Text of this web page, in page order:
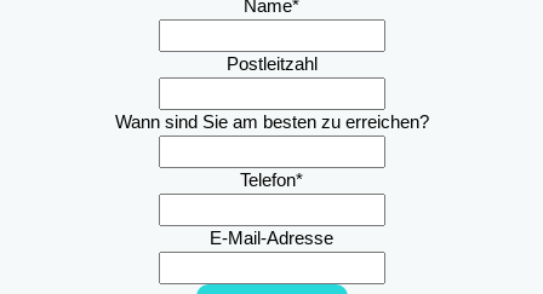
Name*
Postleitzahl
Wann sind Sie am besten zu erreichen?
Telefon*
E-Mail-Adresse